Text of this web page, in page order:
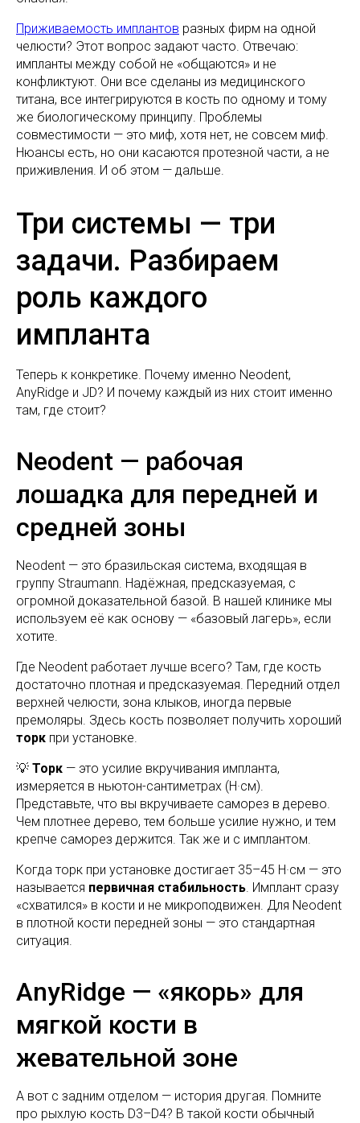
Приживаемость имплантов разных фирм на одной
челюсти? Этот вопрос задают часто. Отвечаю:
импланты между собой не «общаются» и не
конфликтуют. Они все сделаны из медицинского
титана, все интегрируются в кость по одному и тому
же биологическому принципу. Проблемы
совместимости — это миф, хотя нет, не совсем миф.
Нюансы есть, но они касаются протезной части, а не
приживления. И об этом — дальше.
Три системы — три
задачи. Разбираем
роль каждого
импланта
Теперь к конкретике. Почему именно Neodent,
AnyRidge и JD? И почему каждый из них стоит именно
там, где стоит?
Neodent — рабочая
лошадка для передней и
средней зоны
Neodent — это бразильская система, входящая в
группу Straumann. Надёжная, предсказуемая, с
огромной доказательной базой. В нашей клинике мы
используем её как основу — «базовый лагерь», если
хотите.
Где Neodent работает лучше всего? Там, где кость
достаточно плотная и предсказуемая. Передний отдел
верхней челюсти, зона клыков, иногда первые
премоляры. Здесь кость позволяет получить хороший
торк при установке.
💡 Торк — это усилие вкручивания импланта,
измеряется в ньютон-сантиметрах (Н·см).
Представьте, что вы вкручиваете саморез в дерево.
Чем плотнее дерево, тем больше усилие нужно, и тем
крепче саморез держится. Так же и с имплантом.
Когда торк при установке достигает 35–45 Н·см — это
называется первичная стабильность. Имплант сразу
«схватился» в кости и не микроподвижен. Для Neodent
в плотной кости передней зоны — это стандартная
ситуация.
AnyRidge — «якорь» для
мягкой кости в
жевательной зоне
А вот с задним отделом — история другая. Помните
про рыхлую кость D3–D4? В такой кости обычный